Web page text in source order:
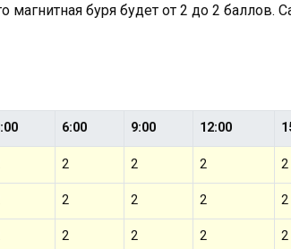
магнитная буря будет от 2 до 2 баллов.
6:00 9:00 12:00
2 2 2 2
2 2 2 2
2 2 2 2